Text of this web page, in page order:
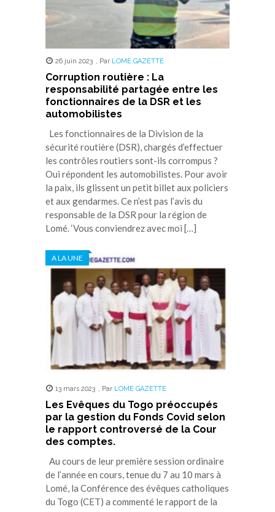
26 juin 2023 , Par LOME GAZETTE
Corruption routière : La
responsabilité partagée entre les
fonctionnaires de la DSR et les
automobilistes
Les fonctionnaires de la Division de la
sécurité routière (DSR), chargés d’effectuer
les contrôles routiers sont-ils corrompus ?
Oui répondent les automobilistes. Pour avoir
la paix, ils glissent un petit billet aux policiers
et aux gendarmes. Ce n’est pas l’avis du
responsable de la DSR pour la région de
Lomé. ‘Vous conviendrez avec moi […]
A LA UNE
13 mars 2023 , Par LOME GAZETTE
Les Evêques du Togo préoccupés
par la gestion du Fonds Covid selon
le rapport controversé de la Cour
des comptes.
Au cours de leur première session ordinaire
de l’année en cours, tenue du 7 au 10 mars à
Lomé, la Conférence des évêques catholiques
du Togo (CET) a commenté le rapport de la